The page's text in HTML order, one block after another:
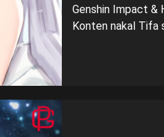
Genshin Impact &
Konten nakal Tifa